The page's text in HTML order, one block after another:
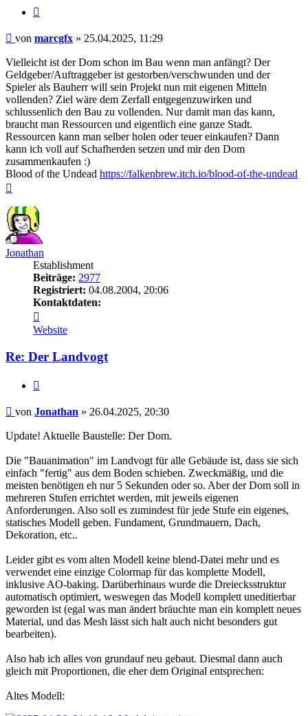
Beitrag
von marcgfx » 25.04.2025, 11:29
Vielleicht ist der Dom schon im Bau wenn man anfängt? Der
Geldgeber/Auftraggeber ist gestorben/verschwunden und der
Spieler als Bauherr will sein Projekt nun mit eigenen Mitteln
vollenden? Ziel wäre dem Zerfall entgegenzuwirken und
schlussenlich den Bau zu vollenden. Nur damit man das kann,
braucht man Ressourcen und eigentlich eine ganze Stadt.
Ressourcen kann man selber holen oder teuer einkaufen? Dann
kann ich voll auf Schafherden setzen und mir den Dom
zusammenkaufen :)
Blood of the Undead https://falkenbrew.itch.io/blood-of-the-undead
Jonathan
Establishment
Beiträge: 2977
Registriert: 04.08.2004, 20:06
Kontaktdaten:
von
Jonathan
Website
Re: Der Landvogt
Beitrag
von Jonathan » 26.04.2025, 20:30
Update! Aktuelle Baustelle: Der Dom.
Die "Bauanimation" im Landvogt für alle Gebäude ist, dass sie sich
einfach "fertig" aus dem Boden schieben. Zweckmäßig, und die
meisten benötigen eh nur 5 Sekunden oder so. Aber der Dom soll in
mehreren Stufen errichtet werden, mit jeweils eigenen
Anforderungen. Also soll es zumindest für jede Stufe ein eigenes,
statisches Modell geben. Fundament, Grundmauern, Dach,
Dekoration, etc..
Leider gibt es vom alten Modell keine blend-Datei mehr und es
verwendet eine einzige Colormap für das komplette Modell,
inklusive AO-baking. Darüberhinaus wurde die Dreiecksstruktur
automatisch optimiert, weswegen das Modell komplett uneditierbar
geworden ist (egal was man ändert bräuchte man ein komplett neues
Material, und das Mesh lässt sich halt auch nicht besonders gut
bearbeiten).
Also hab ich alles von grundauf neu gebaut. Diesmal dann auch
gleich mit Proportionen, die eher dem Original entsprechen:
Altes Modell: